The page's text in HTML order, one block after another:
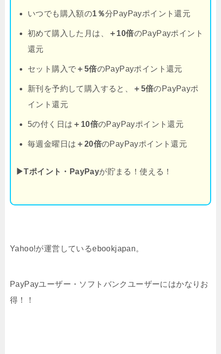
いつでも購入額の1％分PayPayポイント還元
初めて購入した月は、 ＋10倍のPayPayポイント
還元
セット購入で ＋5倍のPayPayポイント還元
新刊を予約して購入すると、 ＋5倍のPayPayポ
イント還元
5の付く日は ＋10倍のPayPayポイント還元
毎週金曜日は ＋20倍のPayPayポイント還元
▶Tポイント・PayPayが貯まる！使える！
Yahoo!が運営しているebookjapan。
PayPayユーザー・ソフトバンクユーザーにはかなりお
得！！